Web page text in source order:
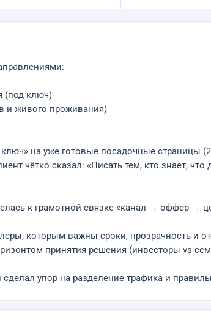
(под ключ)
и живого проживания)
на уже готовые посадочные
чётко сказал: «Писать тем, кто знает,
к грамотной связке «канал → оффер →
которым важны сроки, прозрачность и
принятия решения (инвесторы vs
упор на разделение трафика и